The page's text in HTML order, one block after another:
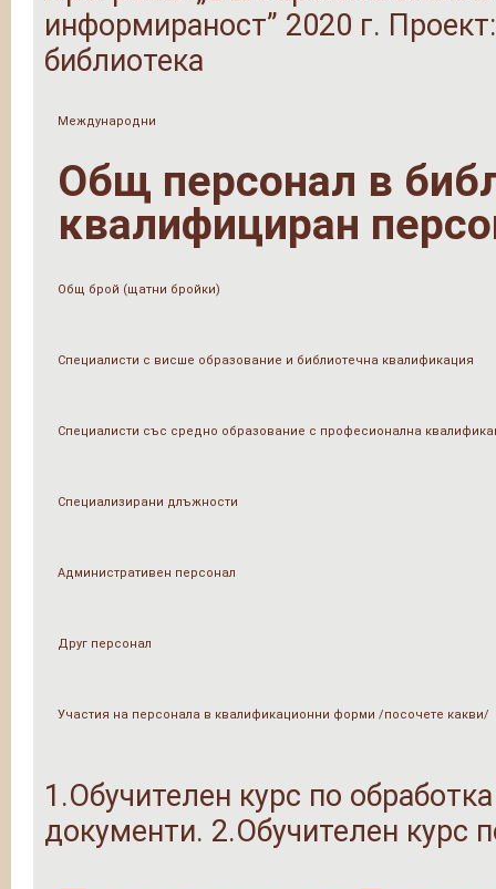
информираност” 2020 г.
библиотека
Международни
Общ персонал в
квалифициран
Общ брой (щатни бройки)
Специалисти с висше образование и библиотечна квалификация
Специалисти със средно образование с професионална
Специализирани длъжности
Административен персонал
Друг персонал
Участия на персонала в квалификационни форми /посочете какви/
1.Обучителен курс по
документи. 2.Обучителен курс